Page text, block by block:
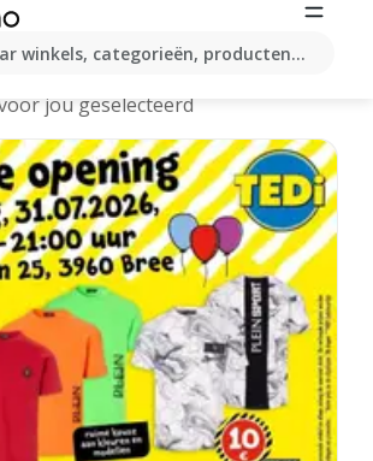
winkels, categorieën, producten...
online
jou geselecteerd